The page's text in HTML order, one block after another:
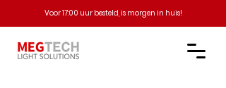
Voor 17:00 uur besteld, is morgen in huis!